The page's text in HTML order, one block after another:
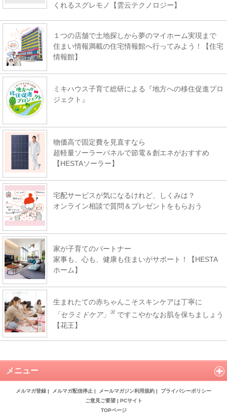
くれるスグレモノ【雲云テクノロジー】
１つの店舗で土地探しから夢のマイホーム実現まで
住まい情報満載の住宅情報館へ行ってみよう！【住宅
情報館】
ミキハウス子育て総研による『地方への移住促進プロ
ジェクト』
物価高で固定費を見直すなら
超軽量ソーラーパネルで節電＆創エネがおすすめ
【HESTAソーラー】
宅配サービスが気になるけれど、しくみは？
オンライン相談で質問＆プレゼントをもらおう
家が子育てのパートナー
家事も、心も、健康も住まいがサポート！【HESTA
ホーム】
生まれたての赤ちゃんこそスキンケアは丁寧に
「セラミドケア」
※ ですこやかなお肌を保ちましょう
【花王】
メニュー
メルマガ登録 | メルマガ配信停止 | メールマガジン利用規約 | プライバシーポリシー
ご意見ご要望| PCサイト
TOPページ